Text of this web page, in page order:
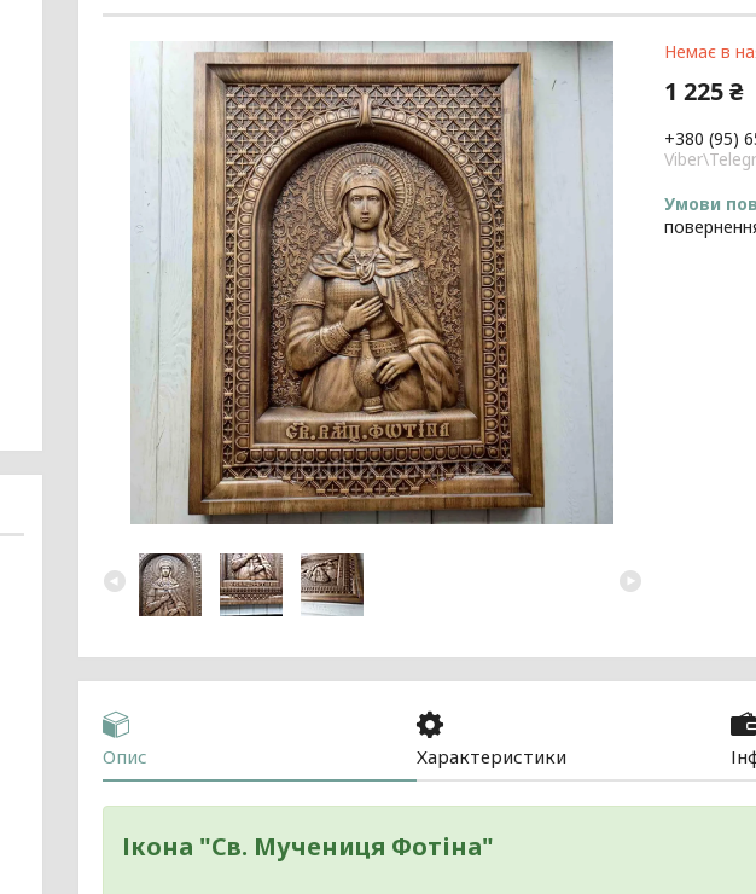
Немає в
1 225 ₴
+380 (95)
Опис Характеристики
Ікона "Св. Мучениця Фотіна"